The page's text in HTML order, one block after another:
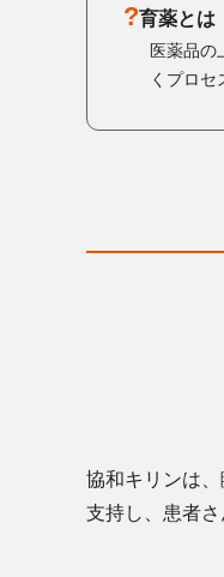
?育薬とは
医薬品の
くプロセ
協和キリンは
支持し、患者